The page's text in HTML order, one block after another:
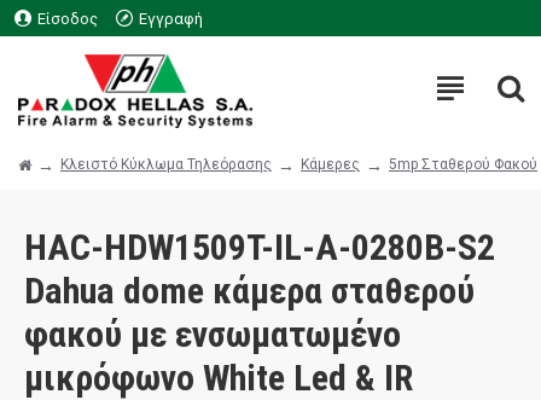
Είσοδος Εγγραφή
Κλειστό Κύκλωμα Τηλεόρασης Κάμερες 5mp Σταθερού Φακού
HAC-HDW1509T-IL-A-0280B-S2
Dahua dome κάμερα σταθερού
φακού με ενσωματωμένο
μικρόφωνο White Led & IR